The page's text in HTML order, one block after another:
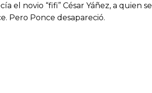
el novio “fifi” César Yáñez, a quien
Pero Ponce desapareció.